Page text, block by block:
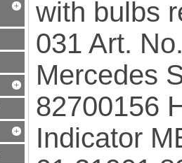
with bulbs
031 Art.
Mercedes
82700156
Indicator